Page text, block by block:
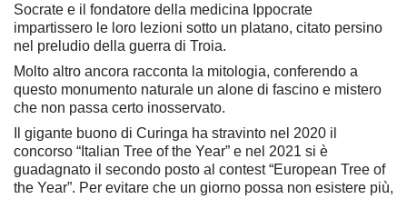
Socrate e il fondatore della medicina Ippocrate
impartissero le loro lezioni sotto un platano, citato persino
nel preludio della guerra di Troia.
Molto altro ancora racconta la mitologia, conferendo a
questo monumento naturale un alone di fascino e mistero
che non passa certo inosservato.
Il gigante buono di Curinga ha stravinto nel 2020 il
concorso “Italian Tree of the Year” e nel 2021 si è
guadagnato il secondo posto al contest “European Tree of
the Year”. Per evitare che un giorno possa non esistere più,